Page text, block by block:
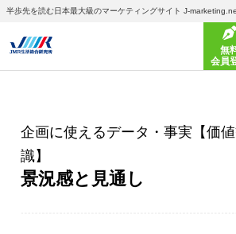
半歩先を読む日本最大級のマーケティングサイト J-
無
会員
企画に使えるデータ・事実【価
識】
景況感と見通し